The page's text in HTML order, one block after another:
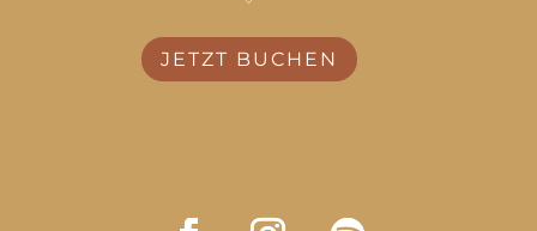
JETZT BUCHEN